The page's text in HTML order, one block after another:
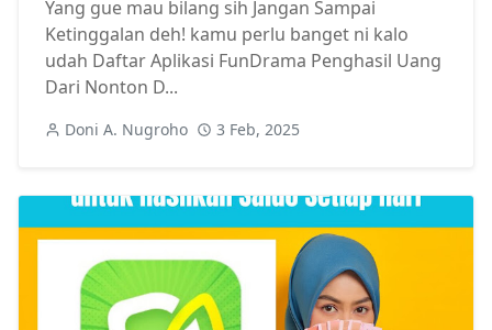
Yang gue mau bilang sih Jangan Sampai
Ketinggalan deh! kamu perlu banget ni kalo
udah Daftar Aplikasi FunDrama Penghasil Uang
Dari Nonton D...
Doni A. Nugroho 3 Feb, 2025